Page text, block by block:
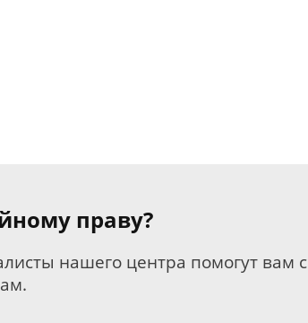
праву?
нашего центра помогут вам с